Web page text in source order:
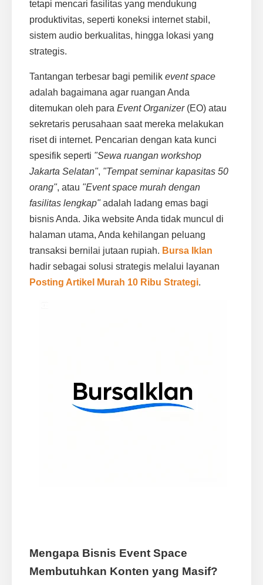
tetapi mencari fasilitas yang mendukung
produktivitas, seperti koneksi internet stabil,
sistem audio berkualitas, hingga lokasi yang
strategis.
Tantangan terbesar bagi pemilik event space
adalah bagaimana agar ruangan Anda
ditemukan oleh para Event Organizer(EO) atau
sekretaris perusahaan saat mereka melakukan
riset di internet. Pencarian dengan kata kunci
spesifik seperti "Sewa ruangan workshop
Jakarta Selatan", "Tempat seminar kapasitas 50
orang", atau "Event space murah dengan
fasilitas lengkap"adalah ladang emas bagi
bisnis Anda. Jika website Anda tidak muncul di
halaman utama, Anda kehilangan peluang
transaksi bernilai jutaan rupiah. Bursa Iklan
hadir sebagai solusi strategis melalui layanan
Posting Artikel Murah 10 Ribu Strategi.
Mengapa Bisnis Event Space
Membutuhkan Konten yang Masif?